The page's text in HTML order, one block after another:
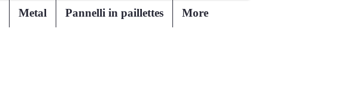
Metal Pannelli in paillettes More